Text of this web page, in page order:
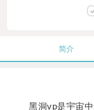
简介
黑洞vp是宇宙中